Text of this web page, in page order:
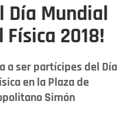
Día Mundial
2018!
a ser partícipes del Día
en la Plaza de
Simón